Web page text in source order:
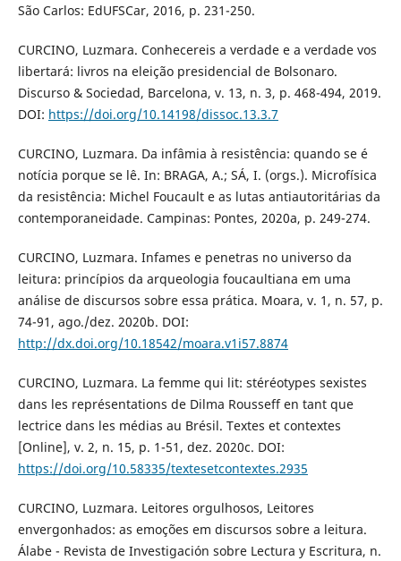
São Carlos: EdUFSCar, 2016, p. 231-250.
CURCINO, Luzmara. Conhecereis a verdade e a verdade vos
libertará: livros na eleição presidencial de Bolsonaro.
Discurso & Sociedad, Barcelona, v. 13, n. 3, p. 468-494, 2019.
DOI: https://doi.org/10.14198/dissoc.13.3.7
CURCINO, Luzmara. Da infâmia à resistência: quando se é
notícia porque se lê. In: BRAGA, A.; SÁ, I. (orgs.). Microfísica
da resistência: Michel Foucault e as lutas antiautoritárias da
contemporaneidade. Campinas: Pontes, 2020a, p. 249-274.
CURCINO, Luzmara. Infames e penetras no universo da
leitura: princípios da arqueologia foucaultiana em uma
análise de discursos sobre essa prática. Moara, v. 1, n. 57, p.
74-91, ago./dez. 2020b. DOI:
http://dx.doi.org/10.18542/moara.v1i57.8874
CURCINO, Luzmara. La femme qui lit: stéréotypes sexistes
dans les représentations de Dilma Rousseff en tant que
lectrice dans les médias au Brésil. Textes et contextes
[Online], v. 2, n. 15, p. 1-51, dez. 2020c. DOI:
https://doi.org/10.58335/textesetcontextes.2935
CURCINO, Luzmara. Leitores orgulhosos, Leitores
envergonhados: as emoções em discursos sobre a leitura.
Álabe - Revista de Investigación sobre Lectura y Escritura, n.